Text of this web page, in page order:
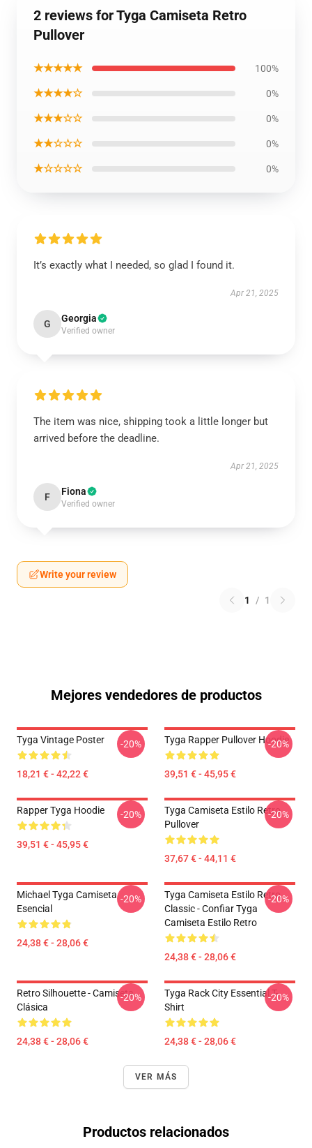
2 reviews for Tyga Camiseta Retro
Pullover
★★★★★ 100%
★★★★☆ 0%
★★★☆☆ 0%
★★☆☆☆ 0%
★☆☆☆☆ 0%
It’s exactly what I needed, so glad I found it.
Apr 21, 2025
G Georgia
Verified owner
The item was nice, shipping took a little longer but
arrived before the deadline.
Apr 21, 2025
F Fiona
Verified owner
Write your review
1 / 1
Mejores vendedores de productos
Tyga Vintage Poster
18,21 € - 42,22 €
-20% Tyga Rapper Pullover Hoodie
39,51 € - 45,95 €
-20%
Rapper Tyga Hoodie
39,51 € - 45,95 €
-20%
Tyga Camiseta Estilo Retro
Pullover
37,67 € - 44,11 €
-20%
Michael Tyga Camiseta
Esencial
24,38 € - 28,06 €
-20%
Tyga Camiseta Estilo Retro
Classic - Confiar Tyga
Camiseta Estilo Retro
24,38 € - 28,06 €
-20%
Retro Silhouette - Camiseta
Clásica
24,38 € - 28,06 €
-20%
Tyga Rack City Essential T-
Shirt
24,38 € - 28,06 €
-20%
VER MÁS
Productos relacionados